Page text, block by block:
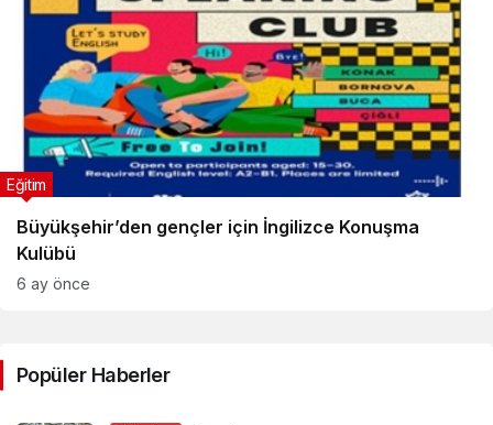
Büyükşehir’den gençler için İngilizce Konuşma
Kulübü
Eğitim
6 ay önce
Popüler Haberler